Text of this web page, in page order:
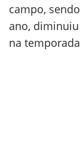
campo,
ano,
na